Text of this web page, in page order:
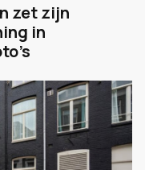
zet zijn
in